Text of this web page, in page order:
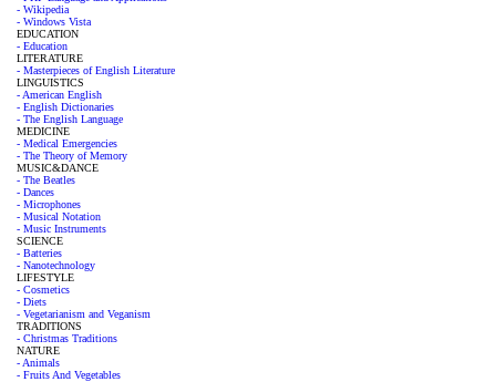
- Wikipedia
- Windows Vista
EDUCATION
- Education
LITERATURE
- Masterpieces of English Literature
LINGUISTICS
- American English
- English Dictionaries
- The English Language
MEDICINE
- Medical Emergencies
- The Theory of Memory
MUSIC&DANCE
- The Beatles
- Dances
- Microphones
- Musical Notation
- Music Instruments
SCIENCE
- Batteries
- Nanotechnology
LIFESTYLE
- Cosmetics
- Diets
- Vegetarianism and Veganism
TRADITIONS
- Christmas Traditions
NATURE
- Animals
- Fruits And Vegetables